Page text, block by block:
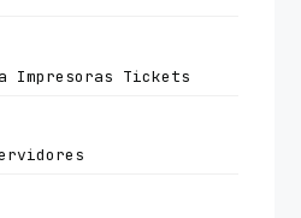
Impresoras Tickets